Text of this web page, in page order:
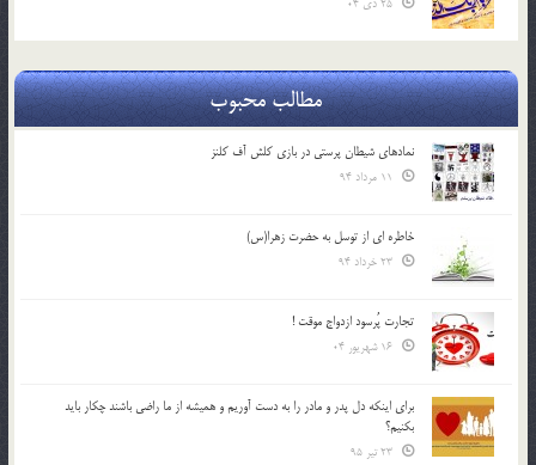
مطالب محبوب
نمادهای شیطان پرستی در بازی کلش آف کلنز
خاطره ای از توسل به حضرت زهرا(س)
تجارت پُرسود ازدواج موقت !
براي اينكه دل پدر و مادر را به دست آوريم و هميشه از ما راضي باشند چكار بايد
بكنيم؟